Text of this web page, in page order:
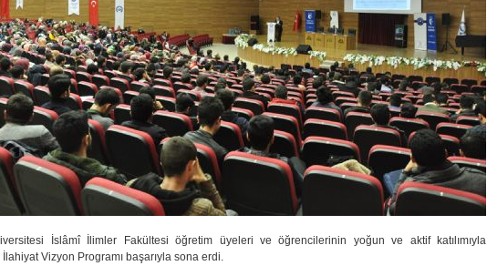
İslâmî İlimler Fakültesi öğretim üyeleri ve öğrencilerinin yoğun ve aktif katılımıyla
Vizyon Programı başarıyla sona erdi.